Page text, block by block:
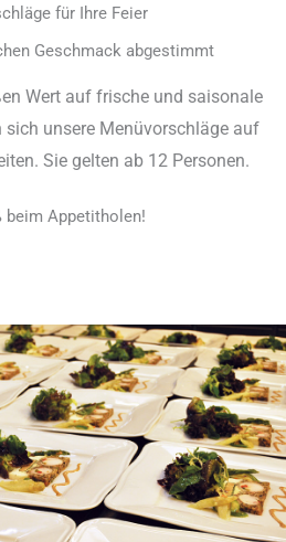
für Ihre Feier
Geschmack abgestimmt
Wert auf frische und saisonale
sich unsere Menüvorschläge auf
Sie gelten ab 12 Personen.
beim Appetitholen!